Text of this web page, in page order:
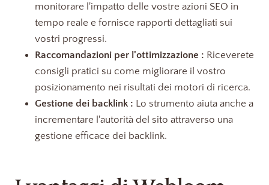
monitorare l'impatto delle vostre azioni SEO in
tempo reale e fornisce rapporti dettagliati sui
vostri progressi.
Raccomandazioni per l'ottimizzazione : Riceverete
consigli pratici su come migliorare il vostro
posizionamento nei risultati dei motori di ricerca.
Gestione dei backlink : Lo strumento aiuta anche a
incrementare l'autorità del sito attraverso una
gestione efficace dei backlink.